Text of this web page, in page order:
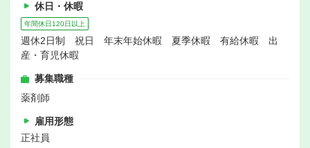
休日・休暇
年間休日120日以上
週休2日制 祝日 年末年始休暇 夏季休暇 有給休暇 出
産・育児休暇
募集職種
薬剤師
雇用形態
正社員